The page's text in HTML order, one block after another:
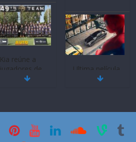
Kia reúne a
jugadores de
fútbol de todo
2026
Ultima película
‘Spider‑Man:
29 de julio de